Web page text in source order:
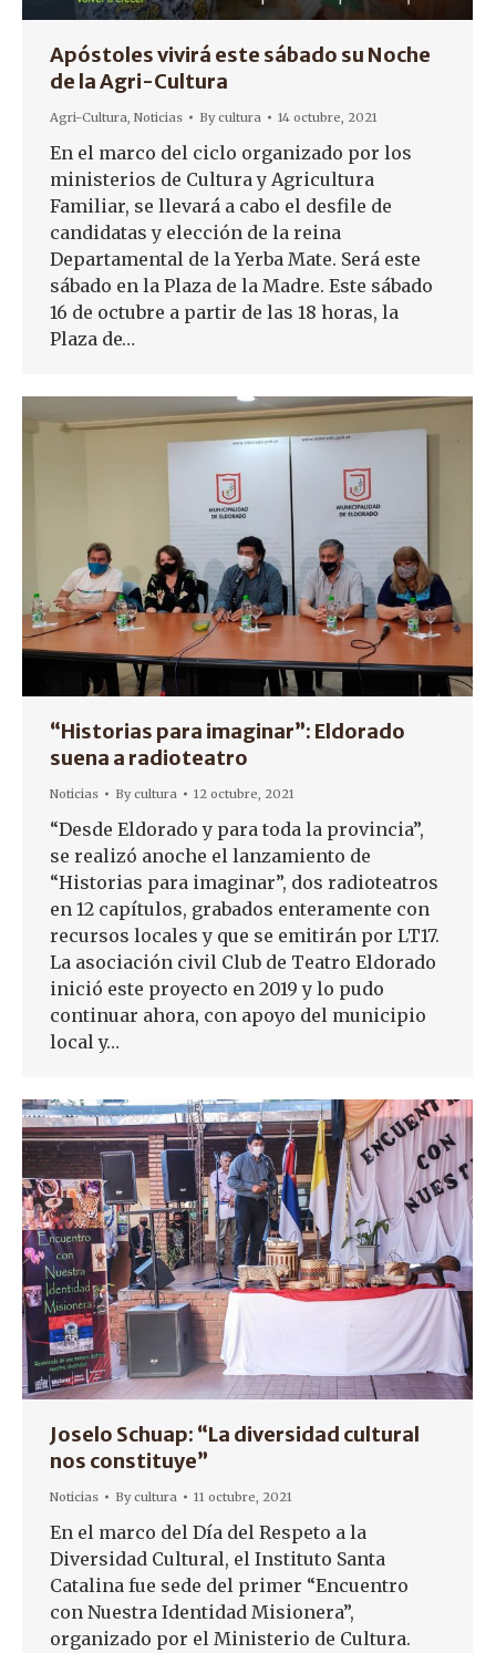
Apóstoles vivirá este sábado su Noche
de la Agri-Cultura
Agri-Cultura, Noticias Bycultura 14 octubre, 2021
En el marco del ciclo organizado por los
ministerios de Cultura y Agricultura
Familiar, se llevará a cabo el desfile de
candidatas y elección de la reina
Departamental de la Yerba Mate. Será este
sábado en la Plaza de la Madre. Este sábado
16 de octubre a partir de las 18 horas, la
Plaza de…
“Historias para imaginar”: Eldorado
suena a radioteatro
Noticias Bycultura 12 octubre, 2021
“Desde Eldorado y para toda la provincia”,
se realizó anoche el lanzamiento de
“Historias para imaginar”, dos radioteatros
en 12 capítulos, grabados enteramente con
recursos locales y que se emitirán por LT17.
La asociación civil Club de Teatro Eldorado
inició este proyecto en 2019 y lo pudo
continuar ahora, con apoyo del municipio
local y…
Joselo Schuap: “La diversidad cultural
nos constituye”
Noticias Bycultura 11 octubre, 2021
En el marco del Día del Respeto a la
Diversidad Cultural, el Instituto Santa
Catalina fue sede del primer “Encuentro
con Nuestra Identidad Misionera”,
organizado por el Ministerio de Cultura.